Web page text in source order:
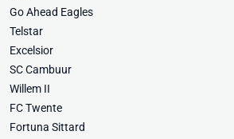
Go Ahead Eagles
Telstar
Excelsior
SC Cambuur
Willem II
FC Twente
Fortuna Sittard